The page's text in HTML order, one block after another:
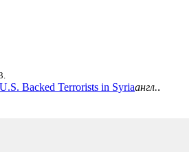
Backed Terrorists in Syriaангл..